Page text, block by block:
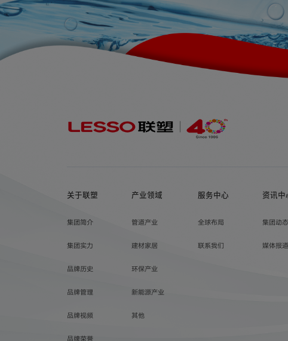
关于联塑
集团简介
集团实力
品牌历史
品牌管理
品牌视频
品牌荣誉
产业领域
管道产业
建材家居
环保产业
新能源产业
其他
服务中心
全球布局
联系我们
资讯中
集团动态
媒体报道